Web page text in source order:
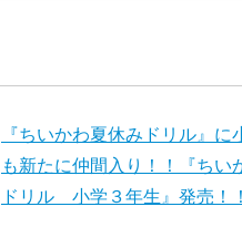
『ちいかわ夏休みドリル』に
も新たに仲間入り！！『ちい
ドリル 小学３年生』発売！！